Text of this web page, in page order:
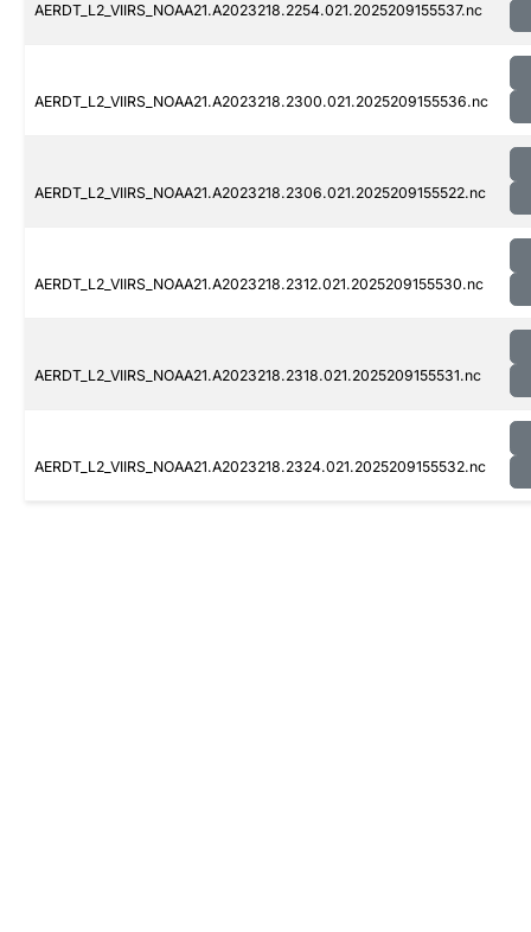
AERDT_L2_VIIRS_NOAA21.A2023218.2254.021.2025209155537.nc
AERDT_L2_VIIRS_NOAA21.A2023218.2300.021.2025209155536.nc
AERDT_L2_VIIRS_NOAA21.A2023218.2306.021.2025209155522.nc
AERDT_L2_VIIRS_NOAA21.A2023218.2312.021.2025209155530.nc
AERDT_L2_VIIRS_NOAA21.A2023218.2318.021.2025209155531.nc
AERDT_L2_VIIRS_NOAA21.A2023218.2324.021.2025209155532.nc